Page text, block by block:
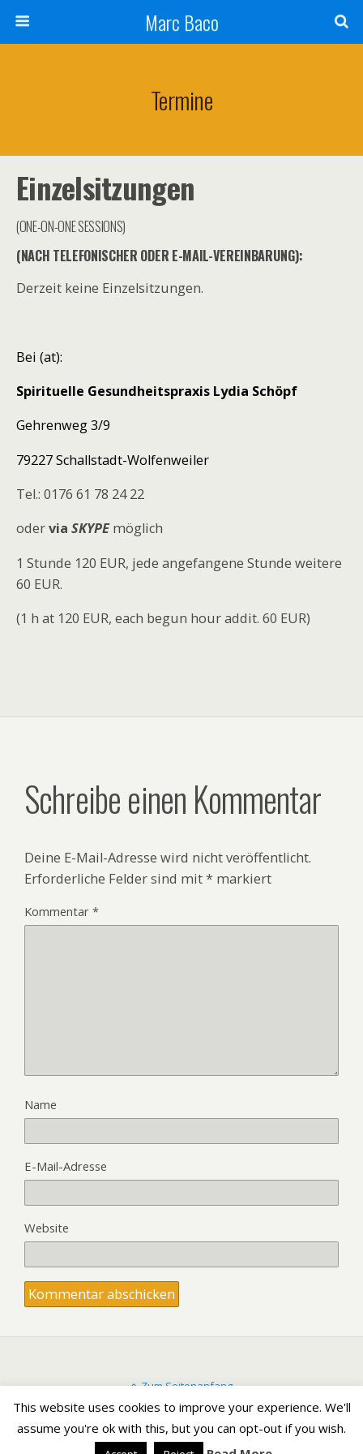
Marc Baco
Termine
Einzelsitzungen
(ONE-ON-ONE SESSIONS)
(NACH TELEFONISCHER ODER E-MAIL-VEREINBARUNG):
Derzeit keine Einzelsitzungen.
Bei (at):
Spirituelle Gesundheitspraxis Lydia Schöpf
Gehrenweg 3/9
79227 Schallstadt-Wolfenweiler
Tel.: 0176 61 78 24 22
odervia SKYPEmöglich
1 Stunde 120 EUR, jede angefangene Stunde weitere
60 EUR.
(1 h at 120 EUR, each begun hour addit. 60 EUR)
Schreibe einen Kommentar
Deine E-Mail-Adresse wird nicht veröffentlicht.
Erforderliche Felder sind mit* markiert
Kommentar *
Name
E-Mail-Adresse
Website
Zum Seitenanfang
Mobil Desktop
This website uses cookies to improve your experience. We'll
assume you're ok with this, but you can opt-out if you wish.